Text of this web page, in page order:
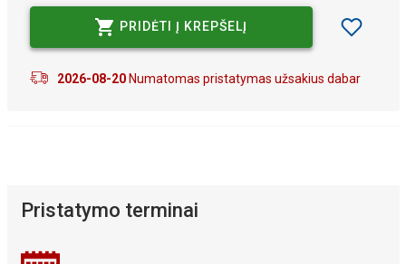
PRIDĖTI Į KREPŠELĮ
2026-08-20Numatomas pristatymas užsakius dabar
Pristatymo terminai